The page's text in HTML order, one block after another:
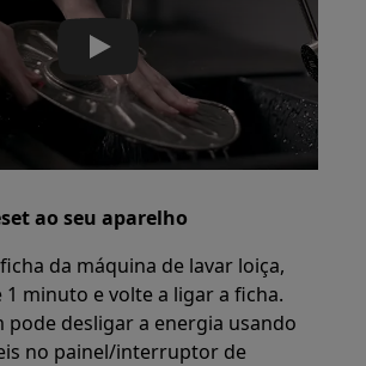
Play
ao seu aparelho
da máquina de lavar loiça,
1 minuto e volte a ligar a ficha.
pode desligar a energia usando
no painel/interruptor de